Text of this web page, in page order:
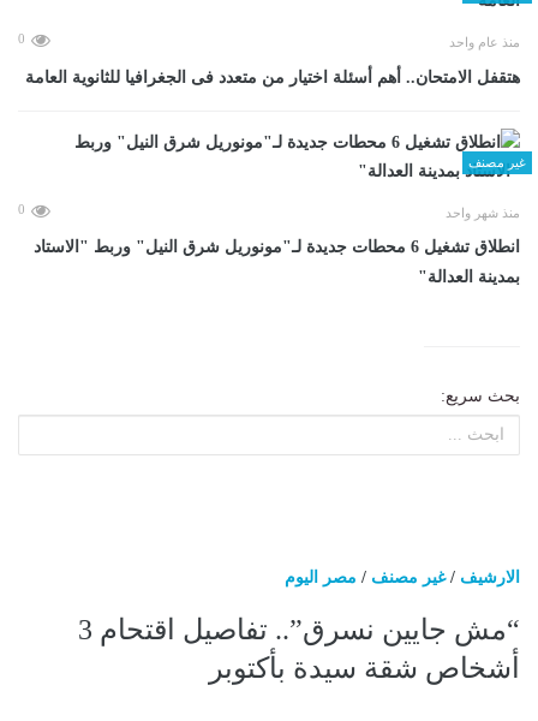
منذ عام واحد 0
هتقفل الامتحان.. أهم أسئلة اختيار من متعدد فى الجغرافيا للثانوية العامة
غير مصنف
منذ شهر واحد 0
انطلاق تشغيل 6 محطات جديدة لـ"مونوريل شرق النيل" وربط "الاستاد
بمدينة العدالة"
بحث سريع:
الارشيف /غير مصنف / مصر اليوم
“مش جايين نسرق”.. تفاصيل اقتحام 3
أشخاص شقة سيدة بأكتوبر